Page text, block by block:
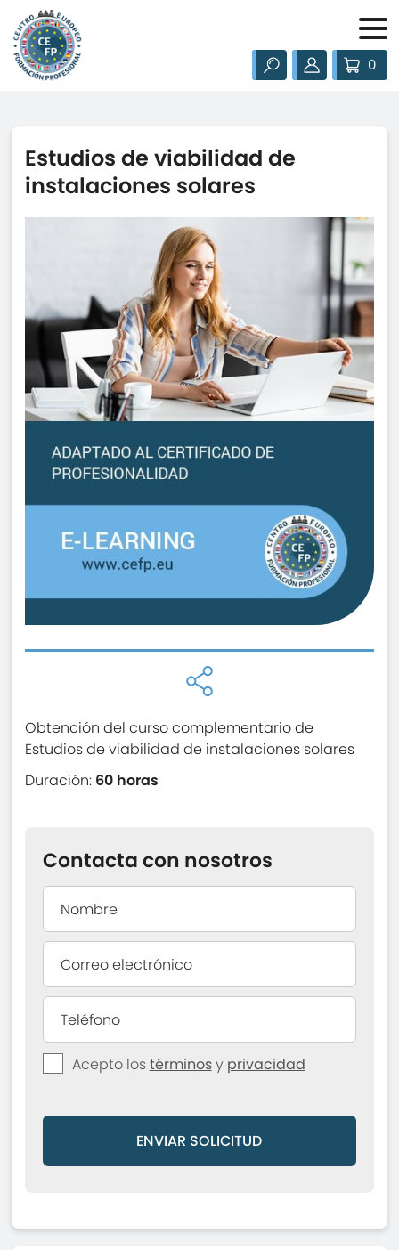
0
Estudios de viabilidad de
instalaciones solares
Obtención del curso complementario de
Estudios de viabilidad de instalaciones solares
Duración: 60 horas
Contacta con nosotros
Acepto lostérminosy privacidad
ENVIAR SOLICITUD